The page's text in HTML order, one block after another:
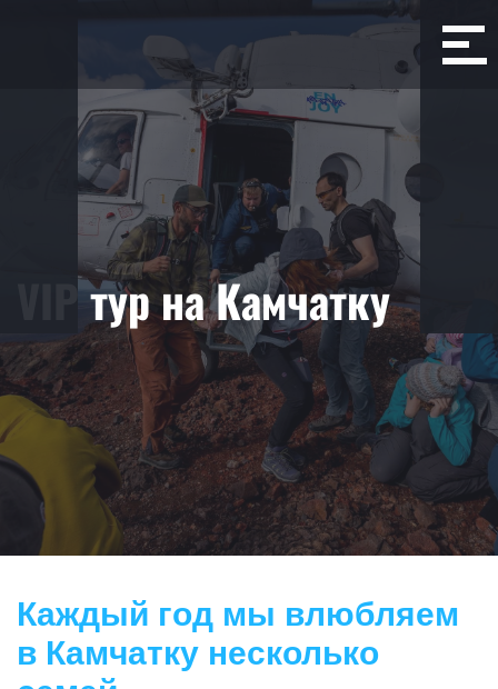
VIP тур на Камчатку
Каждый год мы влюбляем
в Камчатку несколько